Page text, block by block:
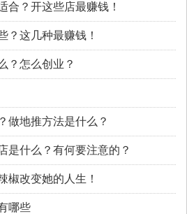
合？开这些店最赚钱！
？这几种最赚钱！
？怎么创业？
做地推方法是什么？
是什么？有何要注意的？
椒改变她的人生！
哪些